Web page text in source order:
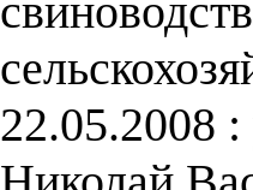
22.05.2008